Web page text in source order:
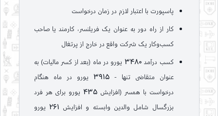
پاسپورت با اعتبار لازم در زمان درخواست
کار از راه دور به عنوان یک فریلنسر، کارمند یا صاحب
کسب‌وکار یک شرکت واقع در خارج از پرتغال
کسب درآمد 3480 یورو در ماه (بعد از کسر مالیات) به
عنوان متقاضی تنها - 3915 یورو در ماه هنگام
درخواست با همسر (افزایش 435 یورو برای هر فرد
بزرگسال شامل والدین وابسته و افزایش 261 یورو